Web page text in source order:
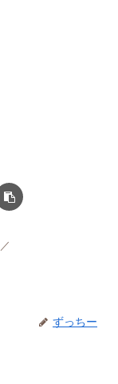
ずっちー